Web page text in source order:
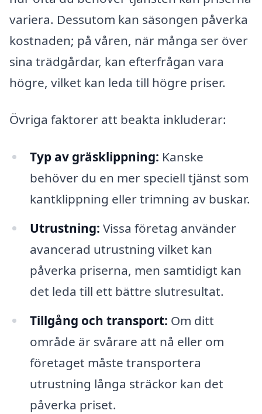
variera. Dessutom kan säsongen påverka
kostnaden; på våren, när många ser över
sina trädgårdar, kan efterfrågan vara
högre, vilket kan leda till högre priser.
Övriga faktorer att beakta inkluderar:
Typ av gräsklippning: Kanske
behöver du en mer speciell tjänst som
kantklippning eller trimning av buskar.
Utrustning: Vissa företag använder
avancerad utrustning vilket kan
påverka priserna, men samtidigt kan
det leda till ett bättre slutresultat.
Tillgång och transport: Om ditt
område är svårare att nå eller om
företaget måste transportera
utrustning långa sträckor kan det
påverka priset.